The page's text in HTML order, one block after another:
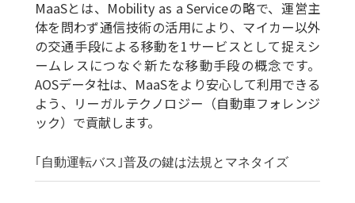
MaaSとは、Mobility as a Serviceの略で、運営主
体を問わず通信技術の活用により、マイカー以外
の交通手段による移動を1サービスとして捉えシ
ームレスにつなぐ新たな移動手段の概念です。
AOSデータ社は、MaaSをより安心して利用できる
よう、リーガルテクノロジー（自動車フォレンジ
ック）で貢献します。
｢自動運転バス｣普及の鍵は法規とマネタイズ